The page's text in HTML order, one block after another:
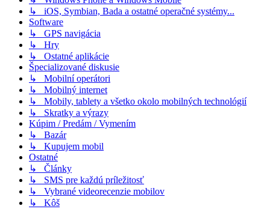
↳ iOS, Symbian, Bada a ostatné operačné systémy...
Software
↳ GPS navigácia
↳ Hry
↳ Ostatné aplikácie
Špecializované diskusie
↳ Mobilní operátori
↳ Mobilný internet
↳ Mobily, tablety a všetko okolo mobilných technológií
↳ Skratky a výrazy
Kúpim / Predám / Vymením
↳ Bazár
↳ Kupujem mobil
Ostatné
↳ Články
↳ SMS pre každú príležitosť
↳ Vybrané videorecenzie mobilov
↳ Kôš